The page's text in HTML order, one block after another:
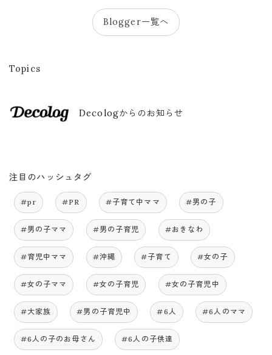
Blogger一覧へ
Topics
Decologからのお知らせ
注目のハッシュタグ
#pr #PR #子育て中ママ #男の子
#男の子ママ #男の子育児 #おきなわ
#育児中ママ #沖縄 #子育て #女の子
#女の子ママ #女の子育児 #女の子育児中
#大家族 #男の子育児中 #6人 #6人のママ
#6人の子のお母さん #6人の子供達